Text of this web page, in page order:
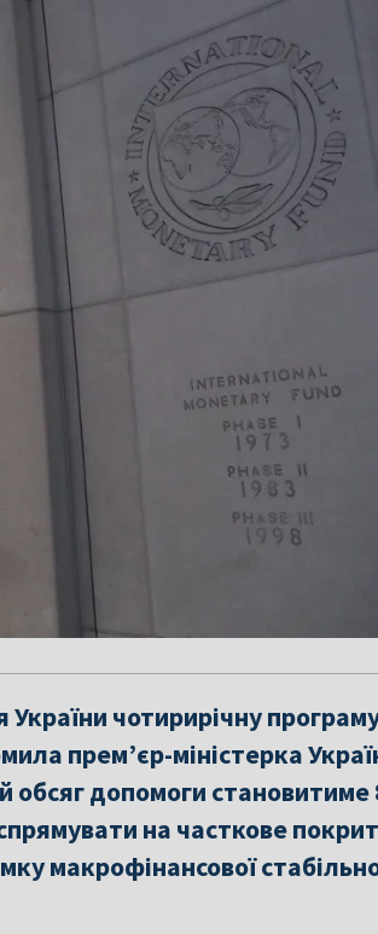
чотирирічну
прем’єр-міністерка
обсяг допомоги становитиме
на часткове
макрофінансової